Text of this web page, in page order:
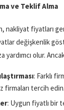
ve Teklif Alma
nakliyat fiyatları
değişkenlik
yardımcı olur.
: Farklı
firmaları tercih edin.
: Uygun fiyatlı bir